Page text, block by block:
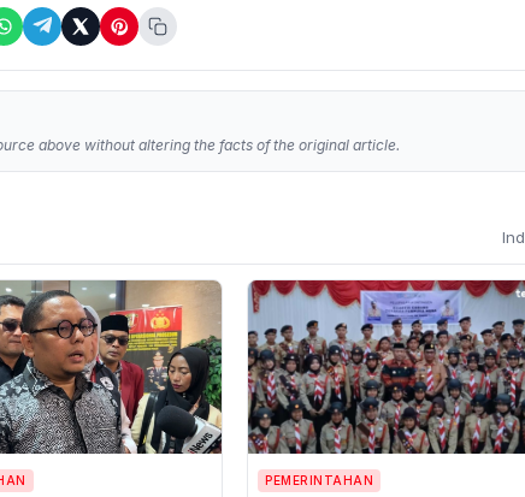
above without altering the facts of the original article.
PEMERINTAHAN